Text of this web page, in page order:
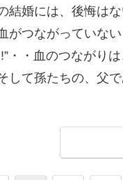
結婚には、後悔はな
がつながっていな
・・血のつながり
して孫たちの、父で